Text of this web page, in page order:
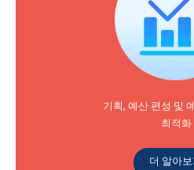
기획, 예산 편성 및
최적화
더 알아보